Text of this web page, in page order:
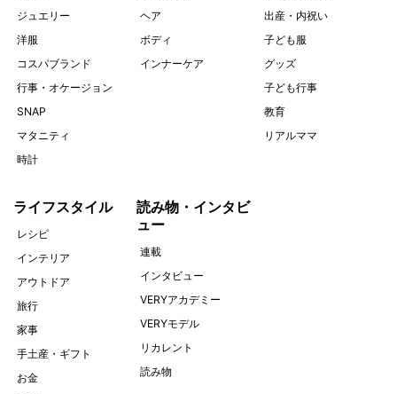
ジュエリー
洋服
コスパブランド
行事・オケージョン
SNAP
マタニティ
時計
ヘア
ボディ
インナーケア
出産・内祝い
子ども服
グッズ
子ども行事
教育
リアルママ
ライフスタイル
レシピ
インテリア
アウトドア
旅行
家事
手土産・ギフト
お金
読み物・インタビ
ュー
連載
インタビュー
VERYアカデミー
VERYモデル
リカレント
読み物